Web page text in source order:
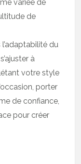
variée de
de
du
à
votre style
porter
de confiance,
pour créer